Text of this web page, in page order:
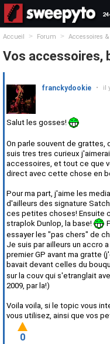
Accueil > Forum > Accessoires
Vos accessoires,
franckydookie • il
Salut les gosses!
On parle souvent de grattes,
suis tres tres curieux
accessoires, et tout ce que
direct avec cette chose en
Pour ma part, j'aime les
d'ailleurs des signature
ces petites choses! Ensuite
straplok Dunlop, la base!
essayer les "pas chers" de
Je suis par ailleurs un accro
premier GP avant ma gratte
bavait devant celles du
sur la couv qui s'etranglait
2009, par la!)
Voila voila, si le topic vous
vous utilisez, ainsi que vos
0